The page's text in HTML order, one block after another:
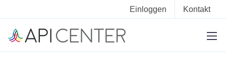
Einloggen Kontakt